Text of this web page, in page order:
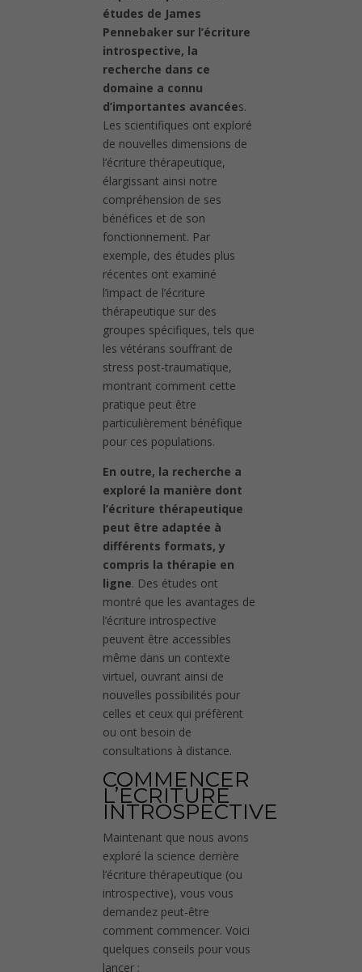
études de James
Pennebaker sur l’écriture
introspective, la
recherche dans ce
domaine a connu
d’importantes avancées.
Les scientifiques ont exploré
de nouvelles dimensions de
l’écriture thérapeutique,
élargissant ainsi notre
compréhension de ses
bénéfices et de son
fonctionnement. Par
exemple, des études plus
récentes ont examiné
l’impact de l’écriture
thérapeutique sur des
groupes spécifiques, tels que
les vétérans souffrant de
stress post-traumatique,
montrant comment cette
pratique peut être
particulièrement bénéfique
pour ces populations.
En outre, la recherche a
exploré la manière dont
l’écriture thérapeutique
peut être adaptée à
différents formats, y
compris la thérapie en
ligne. Des études ont
montré que les avantages de
l’écriture introspective
peuvent être accessibles
même dans un contexte
virtuel, ouvrant ainsi de
nouvelles possibilités pour
celles et ceux qui préfèrent
ou ont besoin de
consultations à distance.
COMMENCER
L’ÉCRITURE
INTROSPECTIVE
Maintenant que nous avons
exploré la science derrière
l’écriture thérapeutique (ou
introspective), vous vous
demandez peut-être
comment commencer. Voici
quelques conseils pour vous
lancer :